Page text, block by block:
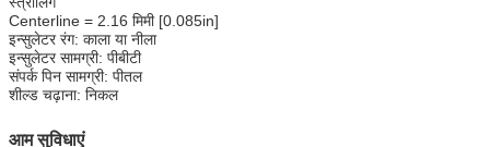
Centerline = 2.16 मिमी [0.085in]
इन्सुलेटर रंग: काला या नीला
इन्सुलेटर सामग्री: पीबीटी
संपर्क पिन सामग्री: पीतल
शील्ड चढ़ाना: निकल
आम सुविधाएं